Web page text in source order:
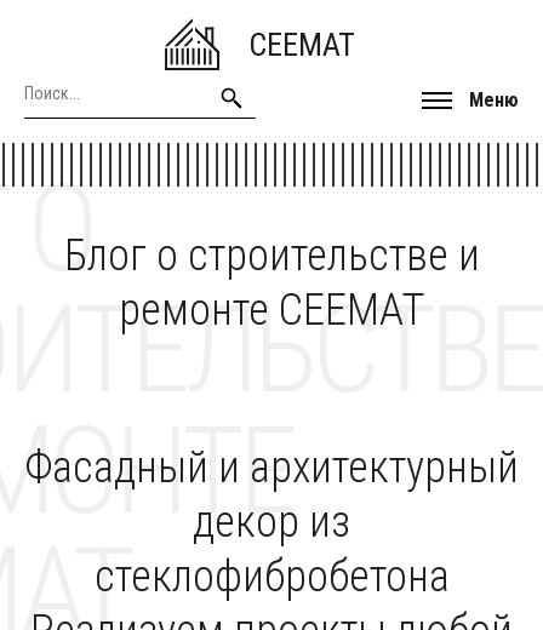
CEEMAT
Меню
Блог о строительстве и
ремонте CEEMAT
О
Фасадный и архитектурный
декор из
стеклофибробетона